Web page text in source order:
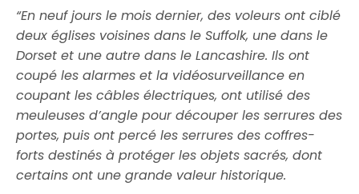
“En neuf jours le mois dernier, des voleurs ont ciblé
deux églises voisines dans le Suffolk, une dans le
Dorset et une autre dans le Lancashire. Ils ont
coupé les alarmes et la vidéosurveillance en
coupant les câbles électriques, ont utilisé des
meuleuses d’angle pour découper les serrures des
portes, puis ont percé les serrures des coffres-
forts destinés à protéger les objets sacrés, dont
certains ont une grande valeur historique.